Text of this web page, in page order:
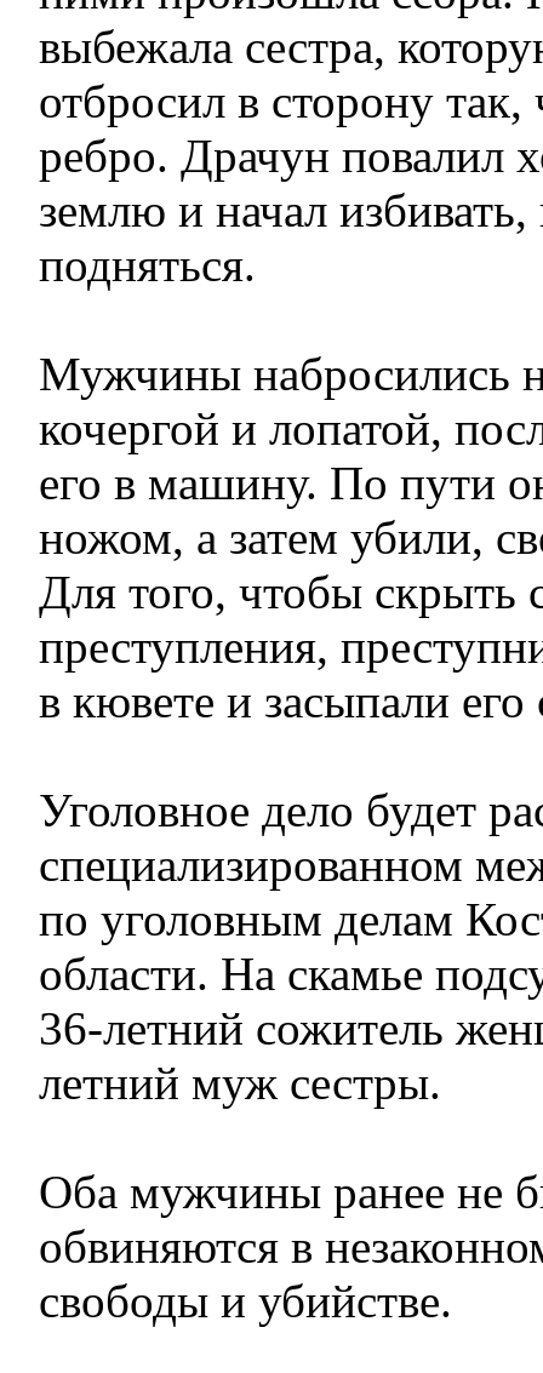
выбежала сестра,
отбросил в сторону так,
ребро. Драчун повалил
землю и начал избивать,
подняться.
Мужчины набросились
кочергой и лопатой,
его в машину. По пути
ножом, а затем убили,
Для того, чтобы скрыть
преступления,
в кювете и засыпали его
Уголовное дело будет
специализированном
по уголовным делам
области. На скамье
36-летний сожитель
летний муж сестры.
Оба мужчины ранее не
обвиняются в
свободы и убийстве.